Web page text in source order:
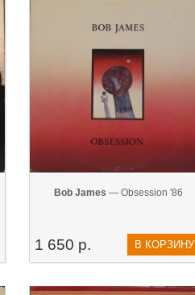
Bob James — Obsession '86
1 650 р. В КОРЗИНУ